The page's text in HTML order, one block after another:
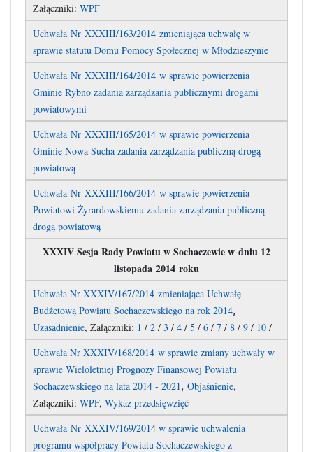
Załączniki: WPF
Uchwała Nr XXXIII/163/2014 zmieniająca uchwałę w
sprawie statutu Domu Pomocy Społecznej w Młodzieszynie
Uchwała Nr XXXIII/164/2014 w sprawie powierzenia
Gminie Rybno zadania zarządzania publicznymi drogami
powiatowymi
Uchwała Nr XXXIII/165/2014 w sprawie powierzenia
Gminie Nowa Sucha zadania zarządzania publiczną drogą
powiatową
Uchwała Nr XXXIII/166/2014 w sprawie powierzenia
Powiatowi Żyrardowskiemu zadania zarządzania publiczną
drogą powiatową
XXXIV Sesja Rady Powiatu w Sochaczewie w dniu 12
listopada 2014 roku
Uchwała Nr XXXIV/167/2014 zmieniająca Uchwałę
Budżetową Powiatu Sochaczewskiego na rok 2014,
Uzasadnienie, Załączniki: 1 / 2 / 3 / 4 / 5 / 6 / 7 / 8 / 9 / 10 /
Uchwała Nr XXXIV/168/2014 w sprawie zmiany uchwały w
sprawie Wieloletniej Prognozy Finansowej Powiatu
Sochaczewskiego na lata 2014 - 2021, Objaśnienie,
Załączniki: WPF, Wykaz przedsięwzięć
Uchwała Nr XXXIV/169/2014 w sprawie uchwalenia
programu współpracy Powiatu Sochaczewskiego z